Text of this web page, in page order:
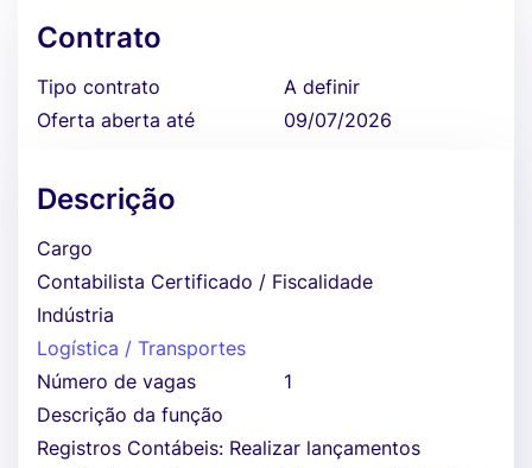
Contrato
Tipo contrato
A definir
Oferta aberta até
09/07/2026
Descrição
Cargo
Contabilista Certificado / Fiscalidade
Indústria
Logística / Transportes
Número de vagas
1
Descrição da função
Registros Contábeis: Realizar lançamentos